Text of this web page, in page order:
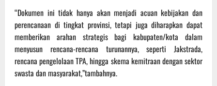
“Dokumen ini tidak hanya akan menjadi acuan kebijakan dan
perencanaan di tingkat provinsi, tetapi juga diharapkan dapat
memberikan arahan strategis bagi kabupaten/kota dalam
menyusun rencana-rencana turunannya, seperti Jakstrada,
rencana pengelolaan TPA, hingga skema kemitraan dengan sektor
swasta dan masyarakat,”tambahnya.